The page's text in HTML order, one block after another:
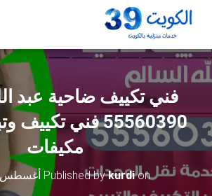
فني تكييف ضاحية عبد
55560390 فني
مكيفات
Published bykurdion أغسطس 9, 2021